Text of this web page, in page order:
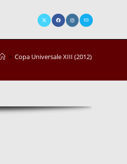
> Copa Universale XIII (2012)